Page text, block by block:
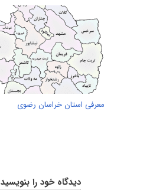
معرفی استان خراسان رضوی
دیدگاه خود را بنویسید